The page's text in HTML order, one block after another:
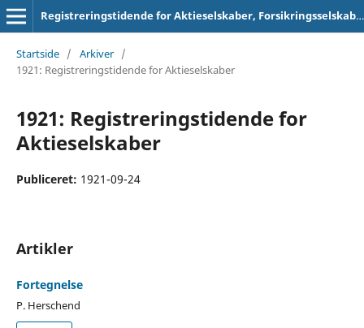
Registreringstidende for Aktieselskaber, Forsikringsselskaber og Foreninger
Startside / Arkiver /
1921: Registreringstidende for Aktieselskaber
1921: Registreringstidende for
Aktieselskaber
Publiceret: 1921-09-24
Artikler
Fortegnelse
P. Herschend